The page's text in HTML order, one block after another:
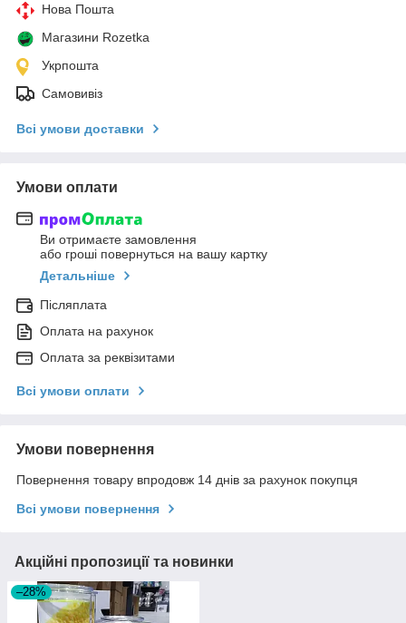
Нова Пошта
Магазини Rozetka
Укрпошта
Самовивіз
Всі умови доставки
Умови оплати
Ви отримаєте замовлення
або гроші повернуться на вашу картку
Детальніше
Післяплата
Оплата на рахунок
Оплата за реквізитами
Всі умови оплати
Умови повернення
Повернення товару впродовж 14 днів за рахунок покупця
Всі умови повернення
Акційні пропозиції та новинки
–28%